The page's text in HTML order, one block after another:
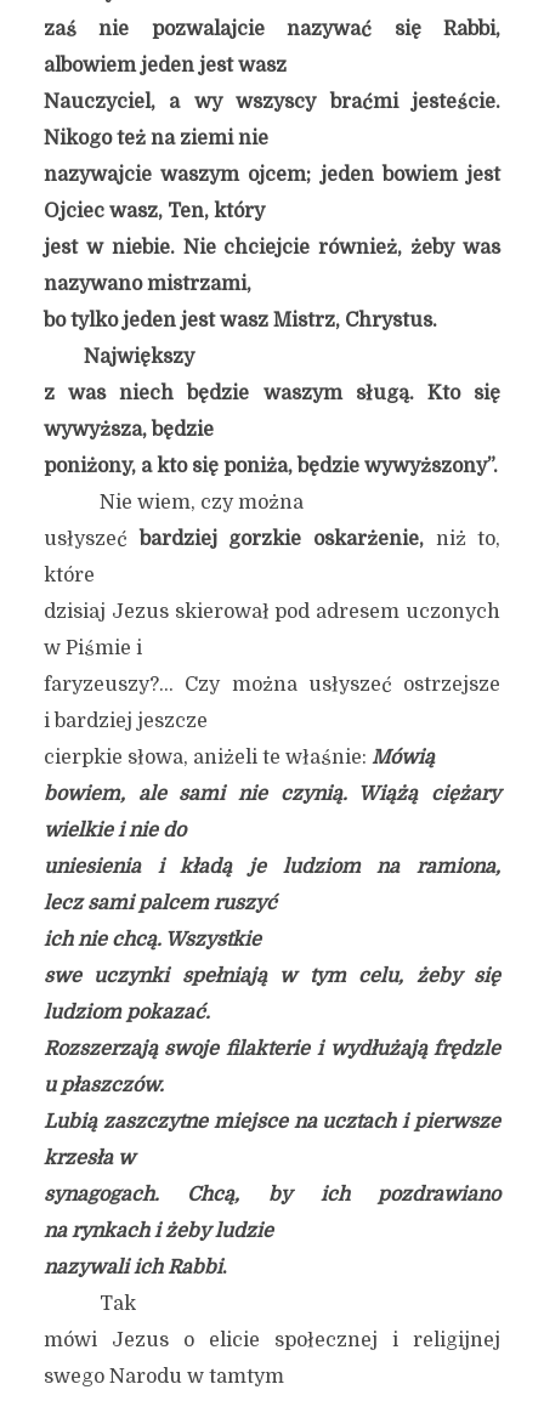
zaś nie pozwalajcie nazywać się Rabbi,
albowiem jeden jest wasz
Nauczyciel, a wy wszyscy braćmi jesteście.
Nikogo też na ziemi nie
nazywajcie waszym ojcem; jeden bowiem jest
Ojciec wasz, Ten, który
jest w niebie. Nie chciejcie również, żeby was
nazywano mistrzami,
bo tylko jeden jest wasz Mistrz, Chrystus.
Największy
z was niech będzie waszym sługą. Kto się
wywyższa, będzie
poniżony, a kto się poniża, będzie wywyższony”.
Nie wiem, czy można
usłyszeć
bardziej gorzkie oskarżenie,niż to,
które
dzisiaj Jezus skierował pod adresem uczonych
w Piśmie i
faryzeuszy?… Czy można usłyszeć ostrzejsze
i bardziej jeszcze
cierpkie słowa, aniżeli te właśnie: Mówią
bowiem, ale sami nie czynią. Wiążą ciężary
wielkie i nie do
uniesienia i kładą je ludziom na ramiona,
lecz sami palcem ruszyć
ich nie chcą. Wszystkie
swe uczynki spełniają w tym celu, żeby się
ludziom pokazać.
Rozszerzają swoje filakterie i wydłużają frędzle
u płaszczów.
Lubią zaszczytne miejsce na ucztach i pierwsze
krzesła w
synagogach. Chcą, by ich pozdrawiano
na rynkach i żeby ludzie
nazywali ich Rabbi.
Tak
mówi Jezus o elicie społecznej i religijnej
swego Narodu w tamtym